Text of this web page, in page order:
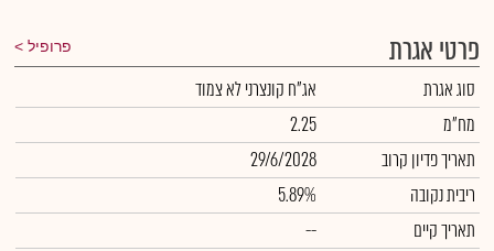
פרטי אגרת פרופיל
סוג אגרת
אג"ח קונצרני לא צמוד
מח"מ
2.25
תאריך פדיון קרוב
29/6/2028
ריבית נקובה
5.89%
תאריך קיים
--